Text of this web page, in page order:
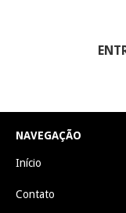
NAVEGAÇÃO
Início
Contato